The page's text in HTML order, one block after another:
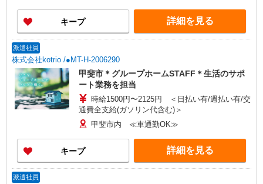
キープ 詳細を見る
派遣社員
株式会社kotrio /●MT-H-2006290
甲斐市＊グループホームSTAFF＊生活のサポ
ート業務を担当
時給1500円〜2125円 ＜日払い有/週払い有/交
通費全支給(ガソリン代含む)＞
甲斐市内 ≪車通勤OK≫
キープ 詳細を見る
派遣社員